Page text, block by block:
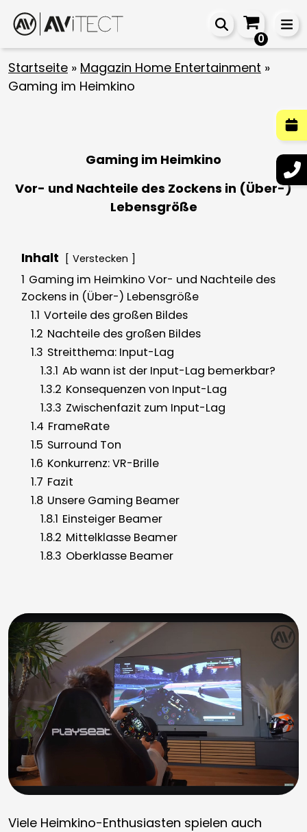
0
Startseite » Magazin Home Entertainment »
Gaming im Heimkino
Gaming im Heimkino
Vor- und Nachteile des Zockens in (Über-)
Lebensgröße
Inhalt Verstecken
1 Gaming im Heimkino Vor- und Nachteile des
Zockens in (Über-) Lebensgröße
1.1 Vorteile des großen Bildes
1.2 Nachteile des großen Bildes
1.3 Streitthema: Input-Lag
1.3.1 Ab wann ist der Input-Lag bemerkbar?
1.3.2 Konsequenzen von Input-Lag
1.3.3 Zwischenfazit zum Input-Lag
1.4 FrameRate
1.5 Surround Ton
1.6 Konkurrenz: VR-Brille
1.7 Fazit
1.8 Unsere Gaming Beamer
1.8.1 Einsteiger Beamer
1.8.2 Mittelklasse Beamer
1.8.3 Oberklasse Beamer
Viele Heimkino-Enthusiasten spielen auch